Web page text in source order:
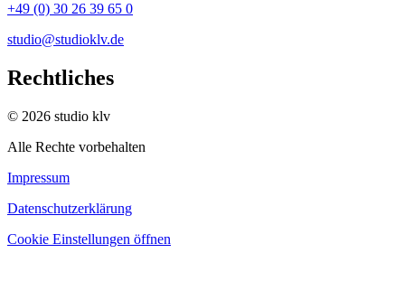
+49 (0) 30 26 39 65 0
studio@studioklv.de
Rechtliches
© 2026 studio klv
Alle Rechte vorbehalten
Impressum
Datenschutzerklärung
Cookie Einstellungen öffnen